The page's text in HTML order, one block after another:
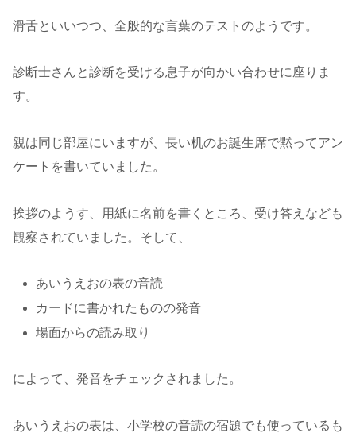
滑舌といいつつ、全般的な言葉のテストのようです。
診断士さんと診断を受ける息子が向かい合わせに座りま
す。
親は同じ部屋にいますが、長い机のお誕生席で黙ってアン
ケートを書いていました。
挨拶のようす、用紙に名前を書くところ、受け答えなども
観察されていました。そして、
あいうえおの表の音読
カードに書かれたものの発音
場面からの読み取り
によって、発音をチェックされました。
あいうえおの表は、小学校の音読の宿題でも使っているも